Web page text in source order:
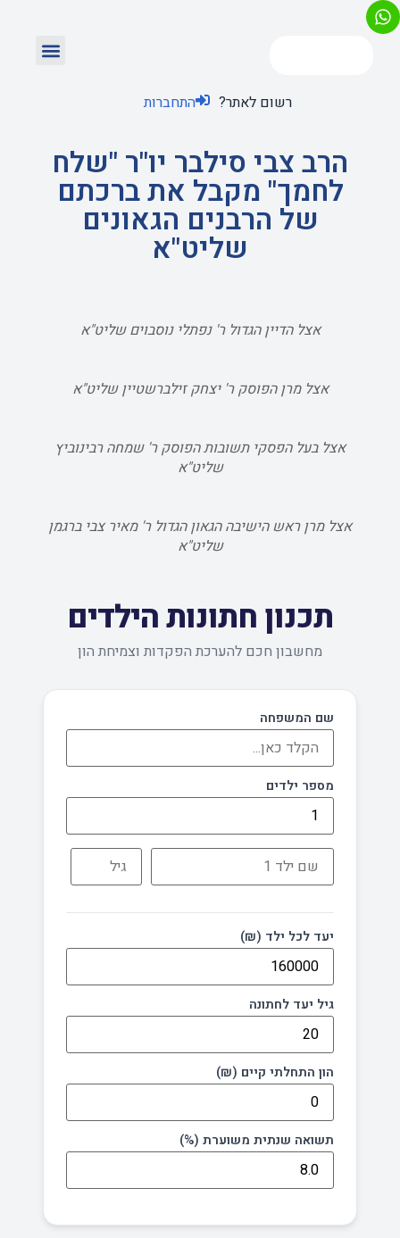
רשום לאתר? התחברות
הרב צבי סילבר יו"ר "שלח
לחמך" מקבל את ברכתם
של הרבנים הגאונים
שליט"א
אצל הדיין הגדול ר' נפתלי נוסבוים שליט"א
אצל מרן הפוסק ר' יצחק זילברשטיין שליט"א
אצל בעל הפסקי תשובות הפוסק ר' שמחה רבינוביץ
שליט"א
אצל מרן ראש הישיבה הגאון הגדול ר' מאיר צבי ברגמן
שליט"א
תכנון חתונות הילדים
מחשבון חכם להערכת הפקדות וצמיחת הון
שם המשפחה
מספר ילדים
יעד לכל ילד (₪)
גיל יעד לחתונה
הון התחלתי קיים (₪)
תשואה שנתית משוערת (%)